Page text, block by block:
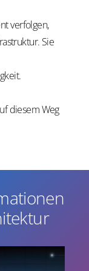
verfolgen,
Sie
diesem Weg